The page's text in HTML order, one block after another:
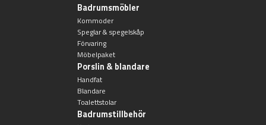
Badrumsmöbler
Kommoder
Speglar & spegelskåp
Förvaring
Möbelpaket
Porslin & blandare
Handfat
Blandare
Toalettstolar
Badrumstillbehör